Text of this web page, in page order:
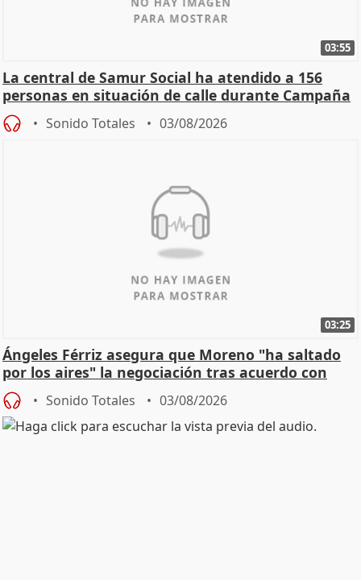
03:55
La central de Samur Social ha atendido a 156
personas en situación de calle durante Campaña
de Calor
Sonido Totales 03/08/2026
03:25
Ángeles Férriz asegura que Moreno "ha saltado
por los aires" la negociación tras acuerdo con
SMA
Sonido Totales 03/08/2026